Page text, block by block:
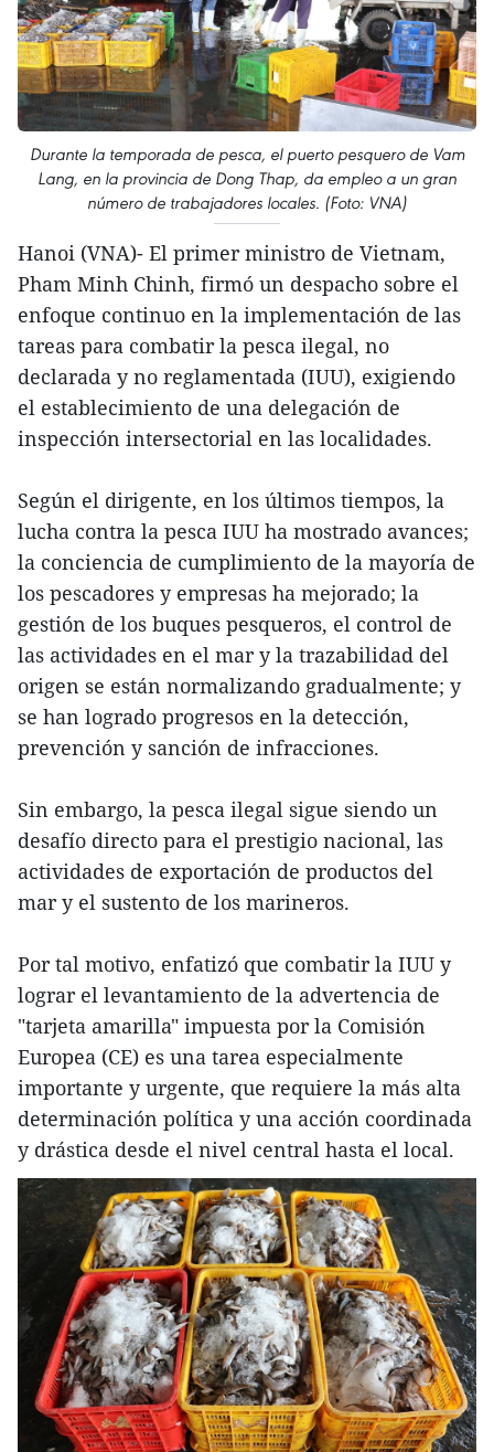
Durante la temporada de pesca, el puerto pesquero de Vam
Lang, en la provincia de Dong Thap, da empleo a un gran
número de trabajadores locales. (Foto: VNA)
Hanoi (VNA)- El primer ministro de Vietnam,
Pham Minh Chinh, firmó un despacho sobre el
enfoque continuo en la implementación de las
tareas para combatir la pesca ilegal, no
declarada y no reglamentada (IUU), exigiendo
el establecimiento de una delegación de
inspección intersectorial en las localidades.
Según el dirigente, en los últimos tiempos, la
lucha contra la pesca IUU ha mostrado avances;
la conciencia de cumplimiento de la mayoría de
los pescadores y empresas ha mejorado; la
gestión de los buques pesqueros, el control de
las actividades en el mar y la trazabilidad del
origen se están normalizando gradualmente; y
se han logrado progresos en la detección,
prevención y sanción de infracciones.
Sin embargo, la pesca ilegal sigue siendo un
desafío directo para el prestigio nacional, las
actividades de exportación de productos del
mar y el sustento de los marineros.
Por tal motivo, enfatizó que combatir la IUU y
lograr el levantamiento de la advertencia de
"tarjeta amarilla" impuesta por la Comisión
Europea (CE) es una tarea especialmente
importante y urgente, que requiere la más alta
determinación política y una acción coordinada
y drástica desde el nivel central hasta el local.